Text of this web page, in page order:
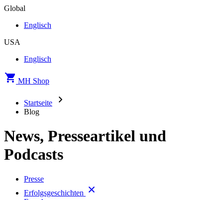
Global
Englisch
USA
Englisch
MH Shop
Startseite
Blog
News, Presseartikel und
Podcasts
Presse
Erfolgsgeschichten